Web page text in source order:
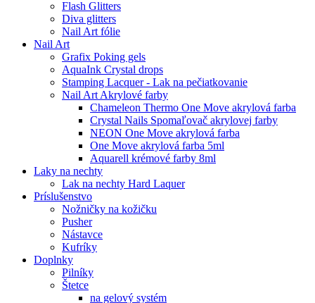
Flash Glitters
Diva glitters
Nail Art fólie
Nail Art
Grafix Poking gels
AquaInk Crystal drops
Stamping Lacquer - Lak na pečiatkovanie
Nail Art Akrylové farby
Chameleon Thermo One Move akrylová farba
Crystal Nails Spomaľovač akrylovej farby
NEON One Move akrylová farba
One Move akrylová farba 5ml
Aquarell krémové farby 8ml
Laky na nechty
Lak na nechty Hard Laquer
Príslušenstvo
Nožničky na kožičku
Pusher
Nástavce
Kufríky
Doplnky
Pilníky
Štetce
na gelový systém